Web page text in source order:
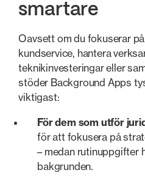
smartare
Oavsett om du fokuserar
kundservice, hantera
teknikinvesteringar eller
stöder Background Apps
viktigast:
För dem som utför
för att fokusera på
– medan rutinuppgifter
bakgrunden.